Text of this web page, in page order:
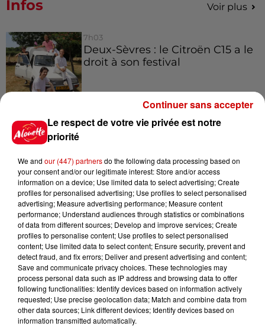
Infos Voir plus
7h03
Deux-Sèvres : le Citroën C15 a le
droit à son festival
Un homme décède après une
6 août 2026
Vendre un chiot en animalerie
peut coûter très cher
6 août 2026
Invasion de physalies sur des
plages du Sud-Ouest
Le respect de votre vie privée est notre
priorité
We and our (447) partnersdo the following data processing based on
your consent and/or our legitimate interest: Store and/or access
information on a device; Use limited data to select advertising; Create
profiles for personalised advertising; Use profiles to select personalised
advertising; Measure advertising performance; Measure content
performance; Understand audiences through statistics or combinations
of data from different sources; Develop and improve services; Create
profiles to personalise content; Use profiles to select personalised
content; Use limited data to select content; Ensure security, prevent and
detect fraud, and fix errors; Deliver and present advertising and content;
Save and communicate privacy choices. These technologies may
process personal data such as IP address and browsing data to offer
following functionalities: Identify devices based on information actively
requested; Use precise geolocation data; Match and combine data from
other data sources; Link different devices; Identify devices based on
information transmitted automatically.
Continuer sans accepter